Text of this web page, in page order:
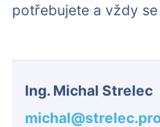
potřebujete a vždy
Ing. Michal Strelec
michal@strelec.pro